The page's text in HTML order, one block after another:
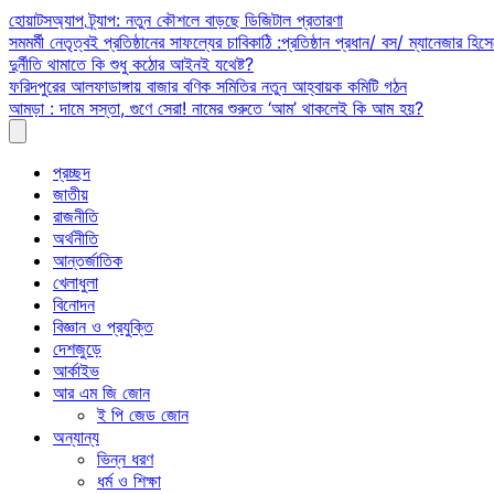
Skip
to
content
হোয়াটসঅ্যাপ ট্র্যাপ: নতুন কৌশলে বাড়ছে ডিজিটাল প্রতারণা
সমমর্মী নেতৃত্বই প্রতিষ্ঠানের সাফল্যের চাবিকাঠি :প্রতিষ্ঠান প্রধান/ বস/ ম্যানেজার
দুর্নীতি থামাতে কি শুধু কঠোর আইনই যথেষ্ট?
ফরিদপুরের আলফাডাঙ্গায় বাজার বণিক সমিতির নতুন আহ্বায়ক কমিটি গঠন
আমড়া : দামে সস্তা, গুণে সেরা! নামের শুরুতে ‘আম’ থাকলেই কি আম হয়?
প্রচ্ছদ
জাতীয়
রাজনীতি
অর্থনীতি
আন্তর্জাতিক
খেলাধুলা
বিনোদন
বিজ্ঞান ও প্রযুক্তি
দেশজুড়ে
আর্কাইভ
আর এম জি জোন
ই পি জেড জোন
অন্যান্য
ভিন্ন ধরণ
ধর্ম ও শিক্ষা